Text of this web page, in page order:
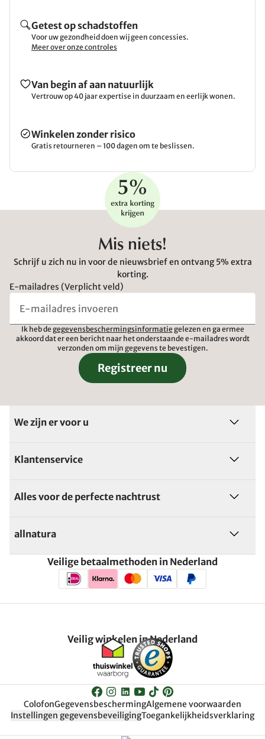
Getest op schadstoffen
Voor uw gezondheid doen wij geen concessies.
Meer over onze controles
Van begin af aan natuurlijk
Vertrouw op 40 jaar expertise in duurzaam en eerlijk wonen.
Winkelen zonder risico
Gratis retourneren – 100 dagen om te beslissen.
Mis niets!
Schrijf u zich nu in voor de nieuwsbrief en ontvang 5% extra
korting.
E-mailadres (Verplicht veld)
Ik heb de gegevensbeschermingsinformatie gelezen en ga ermee
akkoord dat er een bericht naar het onderstaande e-mailadres wordt
verzonden om mijn gegevens te bevestigen.
Registreer nu
We zijn er voor u
Klantenservice
Alles voor de perfecte nachtrust
allnatura
Veilige betaalmethoden in Nederland
Veilig winkelen in Nederland
ColofonGegevensbeschermingAlgemene voorwaarden
Instellingen gegevensbeveiligingToegankelijkheidsverklaring